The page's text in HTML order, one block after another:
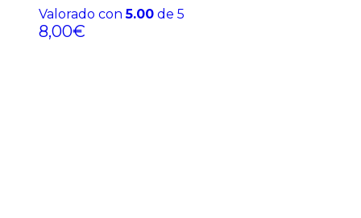
Valorado con5.00 de 5
8,00€